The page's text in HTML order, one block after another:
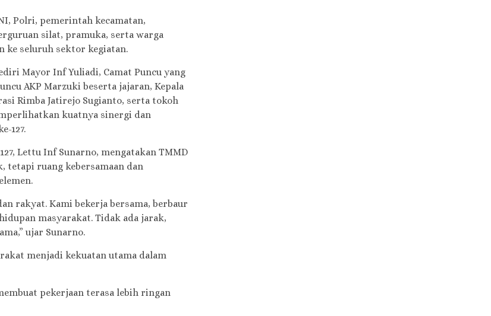
Polri, pemerintah kecamatan,
silat, pramuka, serta warga
ke seluruh sektor kegiatan.
Mayor Inf Yuliadi, Camat Puncu yang
AKP Marzuki beserta jajaran, Kepala
Rimba Jatirejo Sugianto, serta tokoh
kuatnya sinergi dan
127.
Lettu Inf Sunarno, mengatakan TMMD
tetapi ruang kebersamaan dan
rakyat. Kami bekerja bersama, berbaur
masyarakat. Tidak ada jarak,
ujar Sunarno.
menjadi kekuatan utama dalam
pekerjaan terasa lebih ringan